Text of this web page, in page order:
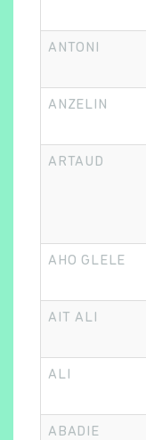
ANTONI
ANZELIN
ARTAUD
AHO GLELE
AIT ALI
ALI
ABADIE